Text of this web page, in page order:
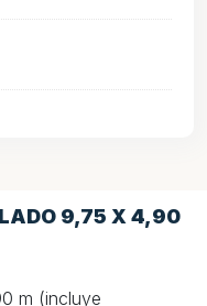
9,75 X 4,90
m (incluye